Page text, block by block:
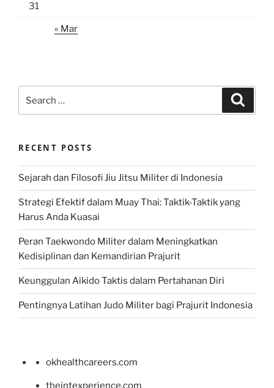
31
« Mar
for:
RECENT POSTS
Sejarah dan Filosofi Jiu Jitsu Militer di Indonesia
Strategi Efektif dalam Muay Thai: Taktik-Taktik yang
Harus Anda Kuasai
Peran Taekwondo Militer dalam Meningkatkan
Kedisiplinan dan Kemandirian Prajurit
Keunggulan Aikido Taktis dalam Pertahanan Diri
Pentingnya Latihan Judo Militer bagi Prajurit Indonesia
okhealthcareers.com
theintexperience.com